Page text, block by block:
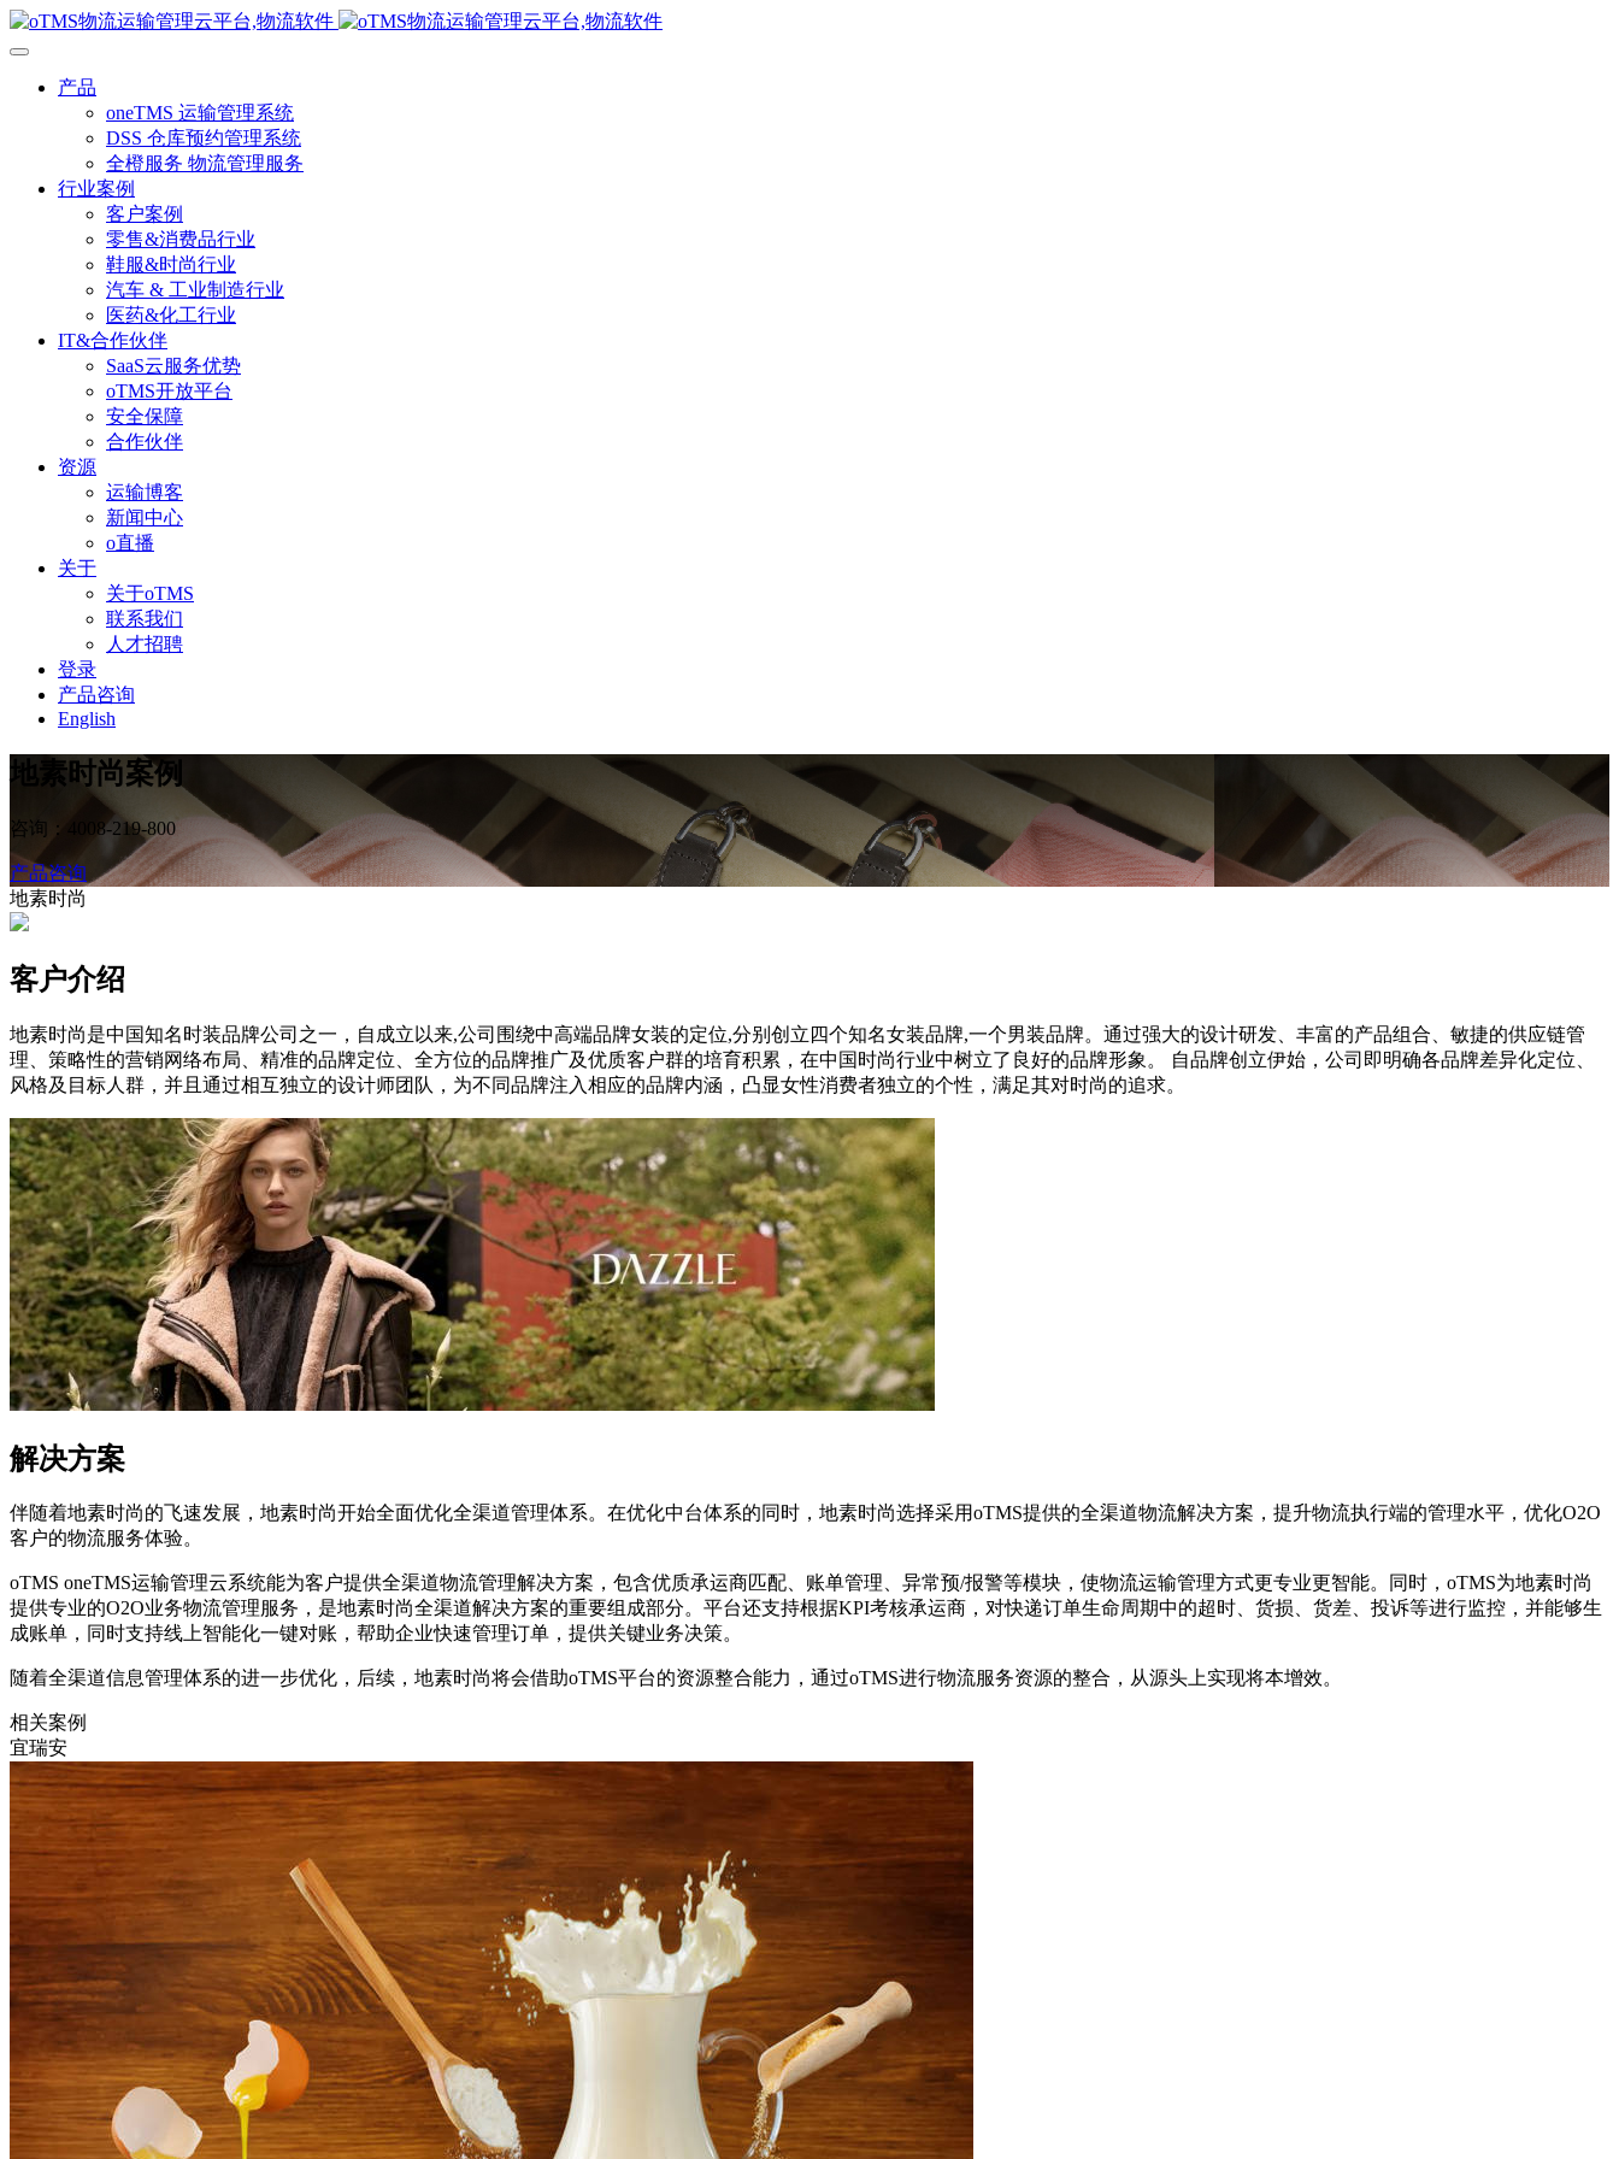
产品
oneTMS 运输管理系统
DSS 仓库预约管理系统
全橙服务 物流管理服务
行业案例
客户案例
零售&消费品行业
鞋服&时尚行业
汽车 & 工业制造行业
医药&化工行业
IT&合作伙伴
SaaS云服务优势
oTMS开放平台
安全保障
合作伙伴
资源
运输博客
新闻中心
o直播
关于
关于oTMS
联系我们
人才招聘
登录
产品咨询
English
地素时尚案例
咨询：4008-219-800
产品咨询
地素时尚
客户介绍
地素时尚是中国知名时装品牌公司之一，自成立以来,公司围绕中高端品牌女装的定位,分别创立四个知名女装品牌,一个男装品牌。通过强大的设计研发、丰富的产品组合、敏捷的供应链管
理、策略性的营销网络布局、精准的品牌定位、全方位的品牌推广及优质客户群的培育积累，在中国时尚行业中树立了良好的品牌形象。 自品牌创立伊始，公司即明确各品牌差异化定位、
风格及目标人群，并且通过相互独立的设计师团队，为不同品牌注入相应的品牌内涵，凸显女性消费者独立的个性，满足其对时尚的追求。
解决方案
伴随着地素时尚的飞速发展，地素时尚开始全面优化全渠道管理体系。在优化中台体系的同时，地素时尚选择采用oTMS提供的全渠道物流解决方案，提升物流执行端的管理水平，优化O2O
客户的物流服务体验。
oTMS oneTMS运输管理云系统能为客户提供全渠道物流管理解决方案，包含优质承运商匹配、账单管理、异常预/报警等模块，使物流运输管理方式更专业更智能。同时，oTMS为地素时尚
提供专业的O2O业务物流管理服务，是地素时尚全渠道解决方案的重要组成部分。平台还支持根据KPI考核承运商，对快递订单生命周期中的超时、货损、货差、投诉等进行监控，并能够生
成账单，同时支持线上智能化一键对账，帮助企业快速管理订单，提供关键业务决策。
随着全渠道信息管理体系的进一步优化，后续，地素时尚将会借助oTMS平台的资源整合能力，通过oTMS进行物流服务资源的整合，从源头上实现将本增效。
相关案例
宜瑞安